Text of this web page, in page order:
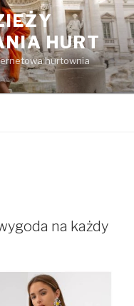
HURT
hurtownia
na każdy